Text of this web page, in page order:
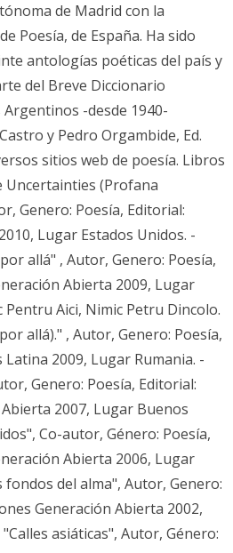
de Madrid con la
Poesía, de España. Ha sido
antologías poéticas del país y
del Breve Diccionario
-desde 1940-
y Pedro Orgambide, Ed.
sitios web de poesía. Libros
Uncertainties (Profana
Genero: Poesía, Editorial:
Lugar Estados Unidos. -
allá" , Autor, Genero: Poesía,
Abierta 2009, Lugar
Pentru Aici, Nimic Petru Dincolo.
allá)." , Autor, Genero: Poesía,
2009, Lugar Rumania. -
Genero: Poesía, Editorial:
2007, Lugar Buenos
Co-autor, Género: Poesía,
Abierta 2006, Lugar
fondos del alma", Autor, Genero:
Generación Abierta 2002,
asiáticas", Autor, Género: